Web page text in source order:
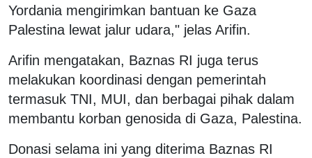
Yordania mengirimkan bantuan ke Gaza
Palestina lewat jalur udara," jelas Arifin.
Arifin mengatakan, Baznas RI juga terus
melakukan koordinasi dengan pemerintah
termasuk TNI, MUI, dan berbagai pihak dalam
membantu korban genosida di Gaza, Palestina.
Donasi selama ini yang diterima Baznas RI